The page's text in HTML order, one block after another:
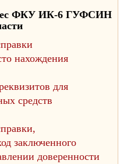
ФКУ ИК-6 ГУФСИН
нахождения
для
средств
заключенного
доверенности